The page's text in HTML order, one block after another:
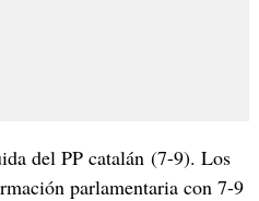
del PP catalán (7-9). Los
parlamentaria con 7-9